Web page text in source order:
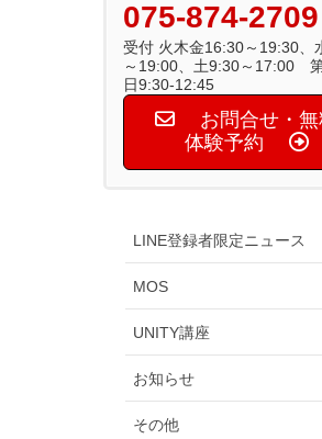
075-874-2709
受付 火木金16:30～19:30、
～19:00、土9:30～17:00
日9:30-12:45
お問合せ・無
体験予約
LINE登録者限定ニュース
MOS
UNITY講座
お知らせ
その他